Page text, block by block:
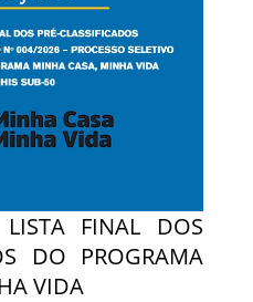
FINAL DOS
DO PROGRAMA
VIDA